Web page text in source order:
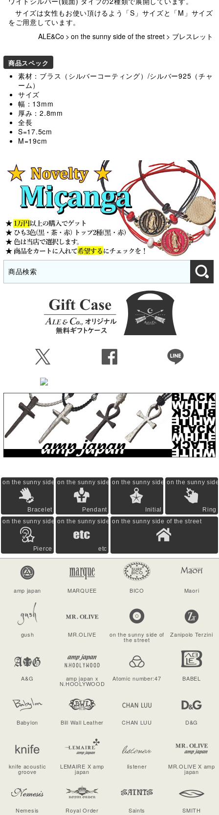
サイズは女性もお使い頂けるよう「S」サイズと「M」サイズ
をご用意しています。
ALE&Co > on the sunny side of the street > ブレスレット
商品スペック
素材：ブラス（シルバーコーティング）/シルバー925（チャ
ーム）
サイズ
幅：13mm
厚み：2.8mm
全長
S=17.5cm
M=19cm
Ü Û Þ
on the sunny side of the street
Bracelet
on the sunny side of the street
Pendant
on the sunny side of the street
Initial
on the sunny
Ring
on the sunny side of the street
Pierce
on the sunny side of the street
etc
on the sunny side of the street
amp japan MARQUEE BICO Maori
gush MR.OLIVE on the sunny side of
the street
Zanipolo Terzini
A&G amp japan x
N.HOOLYWOOD
Atomic number:47 BABEL
Babylon Bill Wall Leather CHAN LUU D&G
knife acoustic
groove
LEMAIRE X amp
japan
listener MR.OLIVE X amp
japan
Nemesis Royal Order Saints SMITH